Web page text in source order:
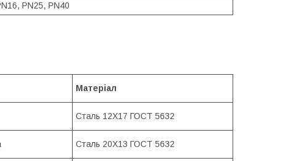
PN25, PN40
Матеріал
Сталь 12Х17 ГОСТ 5632
Сталь 20Х13 ГОСТ 5632